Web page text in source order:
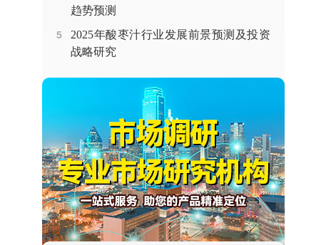
趋势预测
5
2025年酸枣汁行业发展前景预测及投资
战略研究